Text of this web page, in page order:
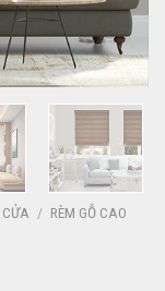
CỬA / RÈM GỖ CAO